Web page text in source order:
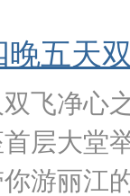
晚五天
飞净心
层大堂
游丽江